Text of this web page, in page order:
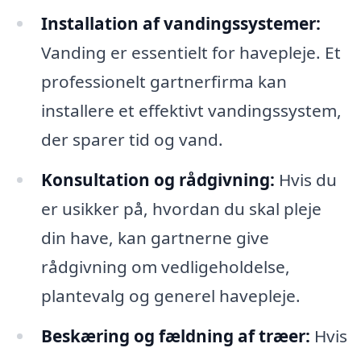
Installation af vandingssystemer:
Vanding er essentielt for havepleje. Et
professionelt gartnerfirma kan
installere et effektivt vandingssystem,
der sparer tid og vand.
Konsultation og rådgivning: Hvis du
er usikker på, hvordan du skal pleje
din have, kan gartnerne give
rådgivning om vedligeholdelse,
plantevalg og generel havepleje.
Beskæring og fældning af træer: Hvis